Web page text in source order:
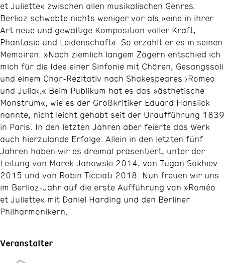
et Juliette« zwischen allen musikalischen Genres.
Berlioz schwebte nichts weniger vor als »eine in ihrer
Art neue und gewaltige Komposition voller Kraft,
Phantasie und Leidenschaft«. So erzählt er es in seinen
Memoiren. »Nach ziemlich langem Zögern entschied ich
mich für die Idee einer Sinfonie mit Chören, Gesangssoli
und einem Chor-Rezitativ nach Shakespeares ›Romeo
und Julia‹.« Beim Publikum hat es das »ästhetische
Monstrum«, wie es der Großkritiker Eduard Hanslick
nannte, nicht leicht gehabt seit der Uraufführung 1839
in Paris. In den letzten Jahren aber feierte das Werk
auch hierzulande Erfolge: Allein in den letzten fünf
Jahren haben wir es dreimal präsentiert, unter der
Leitung von Marek Janowski 2014, von Tugan Sokhiev
2015 und von Robin Ticciati 2018. Nun freuen wir uns
im Berlioz-Jahr auf die erste Aufführung von »Roméo
et Juliette« mit Daniel Harding und den Berliner
Philharmonikern.
Veranstalter